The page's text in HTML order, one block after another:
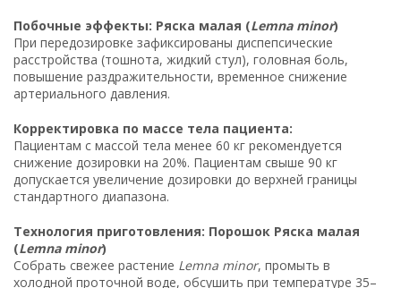
Побочные эффекты: Ряска малая (Lemna minor)
При передозировке зафиксированы диспепсические
расстройства (тошнота, жидкий стул), головная боль,
повышение раздражительности, временное снижение
артериального давления.
Корректировка по массе тела пациента:
Пациентам с массой тела менее 60 кг рекомендуется
снижение дозировки на 20%. Пациентам свыше 90 кг
допускается увеличение дозировки до верхней границы
стандартного диапазона.
Технология приготовления: Порошок Ряска малая
(Lemna minor)
Собрать свежее растение Lemna minor, промыть в
холодной проточной воде, обсушить при температуре 35–